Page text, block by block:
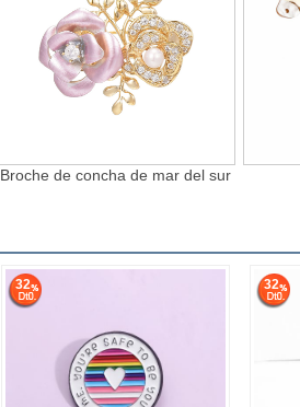
Broche de concha de mar del sur
32 32